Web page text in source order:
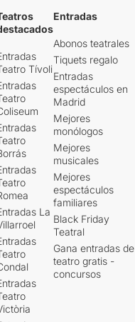
Tívoli
La
Entradas
Abonos teatrales
Tiquets regalo
Entradas
espectáculos en
Madrid
Mejores
monólogos
Mejores
musicales
Mejores
espectáculos
familiares
Black Friday
Teatral
Gana entradas de
teatro gratis -
concursos